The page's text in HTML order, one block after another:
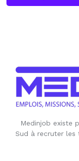
Medinjob existe
Sud à recruter les